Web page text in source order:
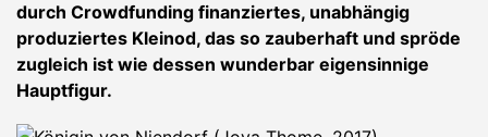
durch Crowdfunding finanziertes, unabhängig
produziertes Kleinod, das so zauberhaft und spröde
zugleich ist wie dessen wunderbar eigensinnige
Hauptfigur.